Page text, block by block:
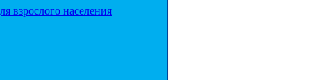
взрослого населения